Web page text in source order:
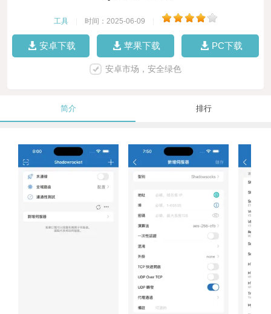
工具 时间：2025-06-09
安卓下载 苹果下载 PC下载
安卓市场，安全绿色
简介 排行